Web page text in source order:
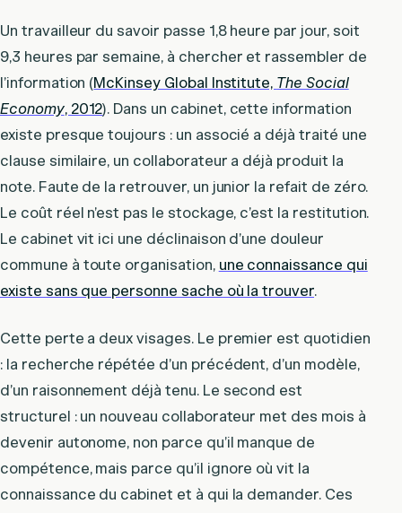
Un travailleur du savoir passe 1,8 heure par jour, soit
9,3 heures par semaine, à chercher et rassembler de
l’information (McKinsey Global Institute, The Social
Economy, 2012). Dans un cabinet, cette information
existe presque toujours : un associé a déjà traité une
clause similaire, un collaborateur a déjà produit la
note. Faute de la retrouver, un junior la refait de zéro.
Le coût réel n’est pas le stockage, c’est la restitution.
Le cabinet vit ici une déclinaison d’une douleur
commune à toute organisation, une connaissance qui
existe sans que personne sache où la trouver.
Cette perte a deux visages. Le premier est quotidien
: la recherche répétée d’un précédent, d’un modèle,
d’un raisonnement déjà tenu. Le second est
structurel : un nouveau collaborateur met des mois à
devenir autonome, non parce qu’il manque de
compétence, mais parce qu’il ignore où vit la
connaissance du cabinet et à qui la demander. Ces